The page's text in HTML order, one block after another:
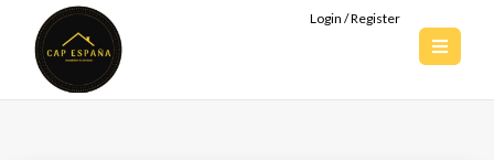
Login / Register